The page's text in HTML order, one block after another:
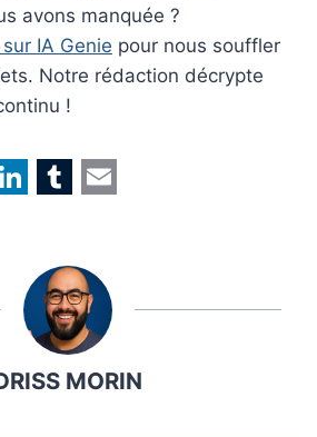
avons manquée ?
IA Genie pour nous souffler
Notre rédaction décrypte
!
m
b
l
r
a
i
l
MORIN